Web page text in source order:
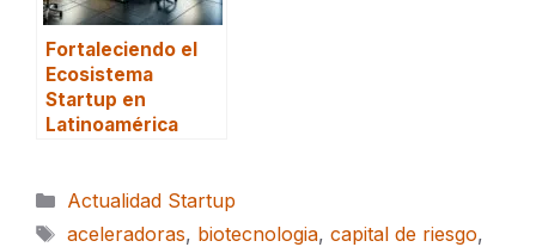
Fortaleciendo el
Ecosistema
Startup en
Latinoamérica
Categorías
Actualidad Startup
Etiquetas
aceleradoras, biotecnologia, capital de riesgo,